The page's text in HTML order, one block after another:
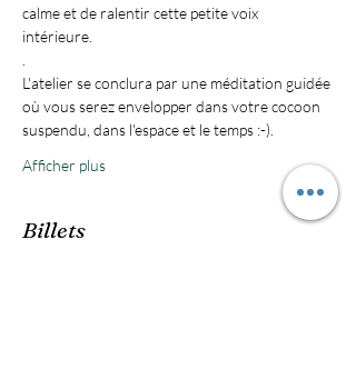
calme et de ralentir cette petite voix
intérieure.
L'atelier se conclura par une méditation guidée
où vous serez envelopper dans votre cocoon
suspendu, dans l'espace et le temps :-).
Afficher plus
Billets